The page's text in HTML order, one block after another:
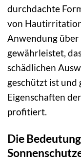
durchdachte
von
Anwendung über
gewährleistet,
schädlichen
geschützt ist und
Eigenschaften
profitiert.
Die